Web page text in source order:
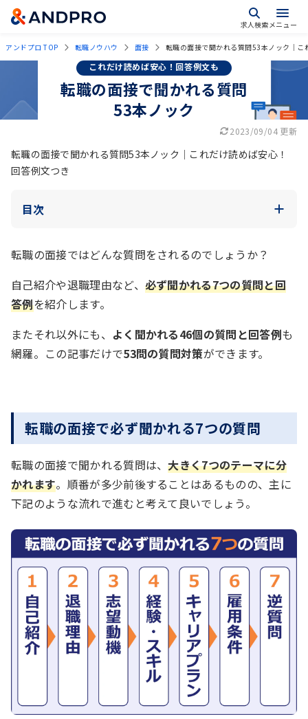
求人検索メニュー
アンドプロ TOP 転職ノウハウ 面接 転職の面接で聞かれる質問53本ノック｜
これだけ読めば安心！回答例文も
転職の面接で聞かれる質問
53本ノック
2023/09/04 更新
転職の面接で聞かれる質問53本ノック｜これだけ読めば安心！
回答例文つき
目次
転職の面接ではどんな質問をされるのでしょうか？
自己紹介や退職理由など、 必ず聞かれる7つの質問と回
答例を紹介します。
またそれ以外にも、 よく聞かれる46個の質問と回答例も
網羅。この記事だけで53問の質問対策ができます。
転職の面接で必ず聞かれる7つの質問
転職の面接で聞かれる質問は、大きく7つのテーマに分
かれます。順番が多少前後することはあるものの、主に
下記のような流れで進むと考えて良いでしょう。